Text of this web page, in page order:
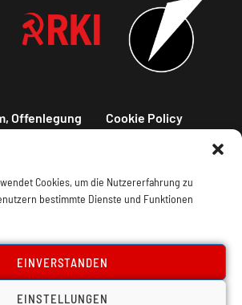
Cookies, um die Nutzererfahrung zu
bestimmte Dienste und Funktionen
EINVERSTANDEN
EINSTELLUNGEN
Offenlegung Cookie Policy